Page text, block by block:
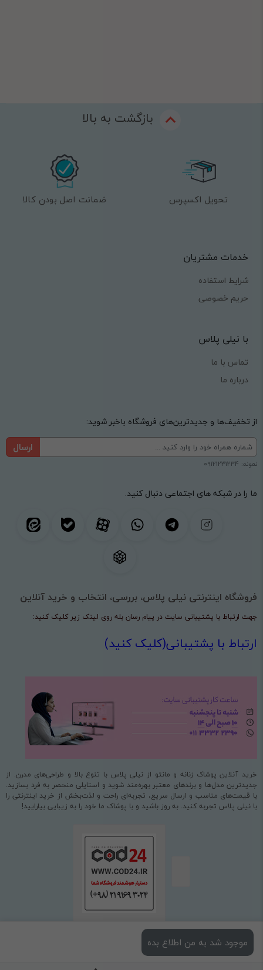
موجود شد به من اطلاع بده
بازگشت به بالا
تحویل اکسپرس ضمانت اصل بودن کالا
خدمات مشتریان
شرایط استفاده
حریم خصوصی
با نیلی پلاس
تماس با ما
درباره ما
از تخفیف‌ها و جدیدترین‌های فروشگاه باخبر شوید:
ارسال
نمونه: 09121231234
ما را در شبکه های اجتماعی دنبال کنید.
فروشگاه اینترنتی نیلی پلاس، بررسی، انتخاب و خرید آنلاین
جهت ارتباط با پشتیبانی سایت در پیام رسان بله روی لینک زیر کلیک کنید:
ارتباط با پشتیبانی(کلیک کنید)
خرید آنلاین پوشاک زنانه و مانتو از نیلی پلاس با تنوع بالا و طراحی‌های مدرن. از
جدیدترین مدل‌ها و برندهای معتبر بهره‌مند شوید و استایلی منحصر به فرد بسازید.
با قیمت‌های مناسب و ارسال سریع، تجربه‌ای راحت و لذت‌بخش از خرید اینترنتی را
با نیلی پلاس تجربه کنید. به روز باشید و با پوشاک ما خود را به زیبایی بیارایید!
استفاده از مطالب فروشگاه اینترنتی نیلی پلاس فقط برای مقاصد غیرتجاری و با ذکر
منبع بلامانع است.